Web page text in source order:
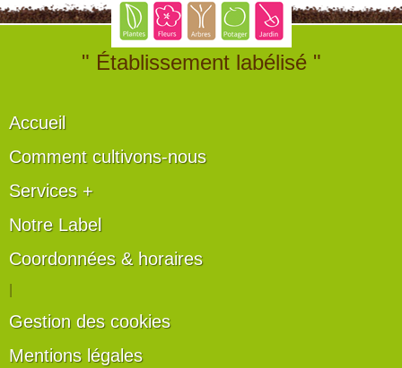
" Établissement labélisé "
Accueil
Comment cultivons-nous
Services +
Notre Label
Coordonnées & horaires
Gestion des cookies
Mentions légales